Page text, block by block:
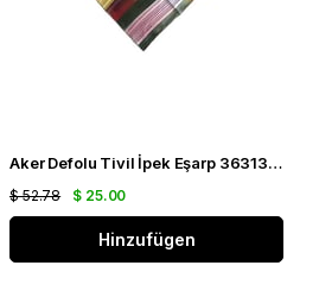
Aker Defolu Tivil İpek Eşarp 36313 Yeşil Karışık Desen
$ 25.00
$ 52.78
Hinzufügen